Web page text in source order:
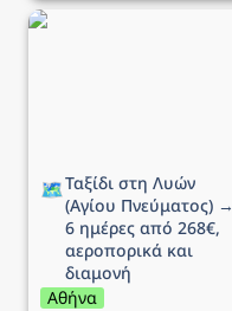
Ταξίδι στη Λυών (Αγίου
🗺️Ταξίδι στη Λυών
(Αγίου Πνεύματος) →
6 ημέρες από 268€,
αεροπορικά και
διαμονή
Αθήνα